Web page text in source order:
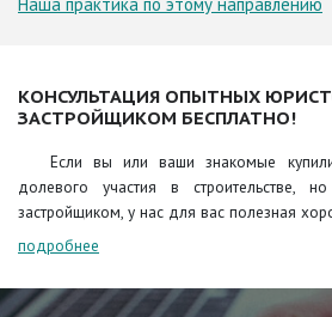
КОНСУЛЬТАЦИЯ ОПЫТНЫХ
ЗАСТРОЙЩИКОМ БЕСПЛАТНО!
Если вы или ваши знакомые
долевого участия в строительстве,
застройщиком, у нас для вас полезная
подробнее